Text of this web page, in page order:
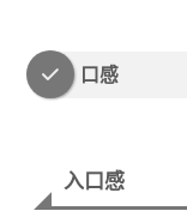
口感
入口感